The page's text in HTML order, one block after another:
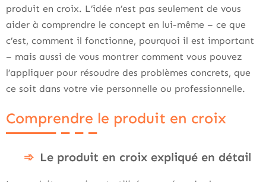
produit en croix. L’idée n’est pas seulement de vous
aider à comprendre le concept en lui-même – ce que
c’est, comment il fonctionne, pourquoi il est important
– mais aussi de vous montrer comment vous pouvez
l’appliquer pour résoudre des problèmes concrets, que
ce soit dans votre vie personnelle ou professionnelle.
Comprendre le produit en croix
Le produit en croix expliqué en détail